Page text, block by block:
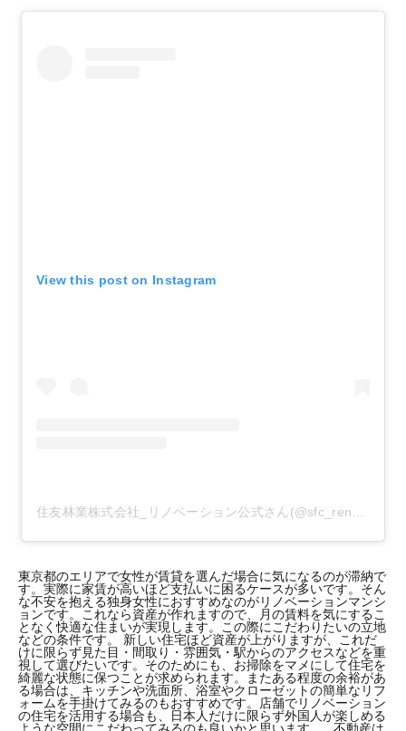
View this post on Instagram
東京都のエリアで女性が賃貸を選んだ場合に気になるのが滞納で
す。実際に家賃が高いほど支払いに困るケースが多いです。そん
な不安を抱える独身女性におすすめなのがリノベーションマンシ
ョンです。これなら資産が作れますので、月の賃料を気にするこ
となく快適な住まいが実現します。この際にこだわりたいの立地
などの条件です。 新しい住宅ほど資産が上がりますが、これだ
けに限らず見た目・間取り・雰囲気・駅からのアクセスなどを重
視して選びたいです。そのためにも、お掃除をマメにして住宅を
綺麗な状態に保つことが求められます。またある程度の余裕があ
る場合は、キッチンや洗面所、浴室やクローゼットの簡単なリフ
ォームを手掛けてみるのもおすすめです。店舗でリノベーション
の住宅を活用する場合も、日本人だけに限らず外国人が楽しめる
ような空間にこだわってみるのも良いかと思います。 不動産は